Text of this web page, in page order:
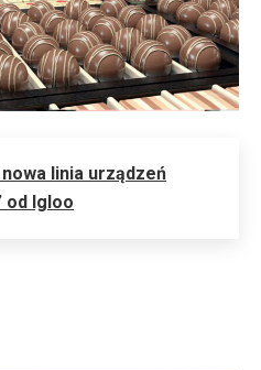
linia urządzeń
od Igloo